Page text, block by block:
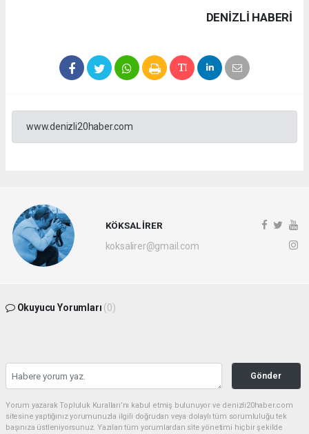
DENIZLI HABERİ
www.denizli20haber.com
KÖKSAL İRER
koksalirer@gmail.com
Okuyucu Yorumları (0)
Gönder
Yorum yazarak Topluluk Kuralları’nı kabul etmiş bulunuyor ve denizli20haber.com
sitesine yaptığınız yorumunuzla ilgili doğrudan veya dolaylı tüm sorumluluğu tek
başınıza üstleniyorsunuz. Yazılan tüm yorumlardan site yönetimi hiçbir şekilde